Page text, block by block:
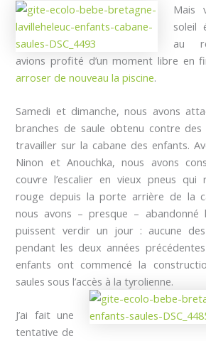
Mais
soleil
au
avions profité d’un moment libre en
arroser de nouveau la piscine.
Samedi et dimanche, nous avons
branches de saule obtenu contre des
travailler sur la cabane des enfants.
Ninon et Anouchka, nous avons
couvre l’escalier en vieux pneus
rouge depuis la porte arrière de la
nous avons – presque – abandonné
puissent verdir un jour : aucune
pendant les deux années
enfants ont commencé la
saules sous l’accès à la tyrolienne.
J’ai fait une
tentative de